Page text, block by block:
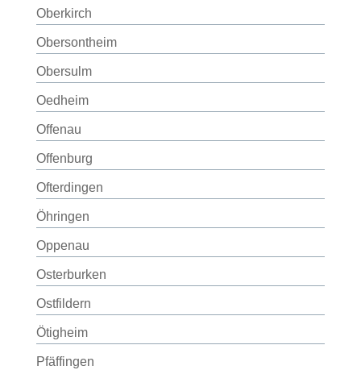
Oberkirch
Obersontheim
Obersulm
Oedheim
Offenau
Offenburg
Ofterdingen
Öhringen
Oppenau
Osterburken
Ostfildern
Ötigheim
Pfäffingen